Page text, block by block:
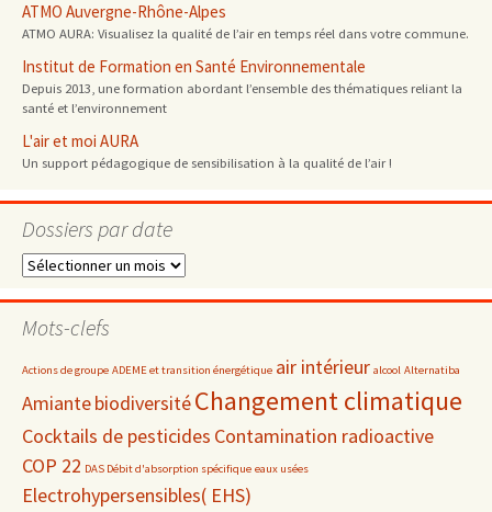
ATMO Auvergne-Rhône-Alpes
ATMO AURA: Visualisez la qualité de l’air en temps réel dans votre commune.
Institut de Formation en Santé Environnementale
Depuis 2013, une formation abordant l’ensemble des thématiques reliant la
santé et l’environnement
L'air et moi AURA
Un support pédagogique de sensibilisation à la qualité de l’air !
Dossiers par date
Dossiers
date
Mots-clefs
Actions de groupe ADEME et transition énergétique air intérieur alcool Alternatiba
AmiantebiodiversitéChangement climatique
Cocktails de pesticides Contamination radioactive
COP 22 DAS Débit d'absorption spécifique eaux usées
Electrohypersensibles( EHS)